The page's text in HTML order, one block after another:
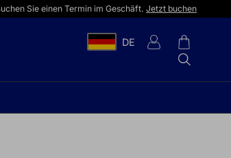
Sie einen Termin im Geschäft. Jetzt buchen
DE